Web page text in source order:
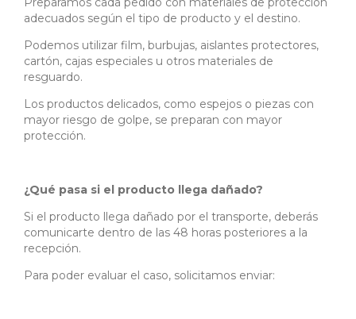
adecuados según el tipo de producto y el destino.
Podemos utilizar film, burbujas, aislantes protectores,
cartón, cajas especiales u otros materiales de
resguardo.
Los productos delicados, como espejos o piezas con
mayor riesgo de golpe, se preparan con mayor
protección.
¿Qué pasa si el producto llega dañado?
Si el producto llega dañado por el transporte, deberás
comunicarte dentro de las 48 horas posteriores a la
recepción.
Para poder evaluar el caso, solicitamos enviar: